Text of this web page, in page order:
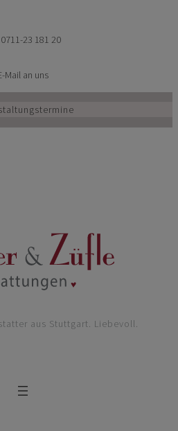
23 181 20
Mail an uns
aus Stuttgart. Liebevoll.